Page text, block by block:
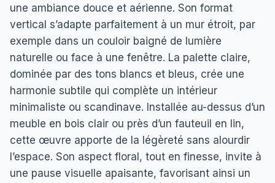
une ambiance douce et aérienne. Son format
vertical s’adapte parfaitement à un mur étroit, par
exemple dans un couloir baigné de lumière
naturelle ou face à une fenêtre. La palette claire,
dominée par des tons blancs et bleus, crée une
harmonie subtile qui complète un intérieur
minimaliste ou scandinave. Installée au-dessus d’un
meuble en bois clair ou près d’un fauteuil en lin,
cette œuvre apporte de la légèreté sans alourdir
l’espace. Son aspect floral, tout en finesse, invite à
une pause visuelle apaisante, favorisant ainsi un